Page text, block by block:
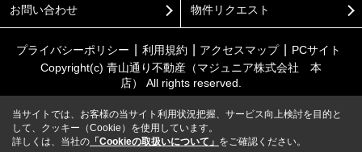
お問い合わせ 物件リクエスト
プライバシーポリシー 利用規約 アクセスマップ
PCサイト
Copyright(c) 青山通り不動産（マジュニア株式会社 本
店） All rights reserved.
当サイトでは、お客様の当サイト利用状況把握、サービス向上検討を目的と
して、クッキー（Cookie）を使用しています。
詳しくは、当社の 「Cookieの取扱いについて」 をご確認ください。